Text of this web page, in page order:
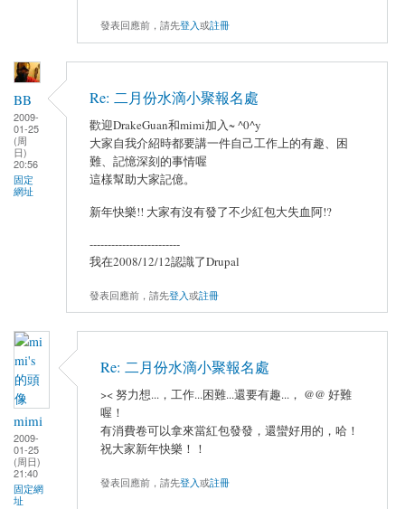
發表回應前，請先登入或註冊
BB
2009-
01-25
(周
日)
20:56
固定
網址
Re: 二月份水滴小聚報名處
歡迎DrakeGuan和mimi加入~ ^0^y
大家自我介紹時都要講一件自己工作上的有趣、困
難、記憶深刻的事情喔
這樣幫助大家記億。
新年快樂!! 大家有沒有發了不少紅包大失血阿!?
-------------------------
我在2008/12/12認識了Drupal
發表回應前，請先登入或註冊
mimi
2009-
01-25
(周日)
21:40
固定網
址
Re: 二月份水滴小聚報名處
>< 努力想...，工作...困難...還要有趣...， @@ 好難
喔！
有消費卷可以拿來當紅包發發，還蠻好用的，哈！
祝大家新年快樂！！
發表回應前，請先登入或註冊